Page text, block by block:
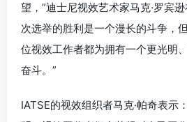
望，”迪士尼视效艺术家马克·罗宾
次选举的胜利是一个漫长的斗争，
位视效工作者都为拥有一个更光明
奋斗。”
IATSE的视效组织者马克·帕奇表示